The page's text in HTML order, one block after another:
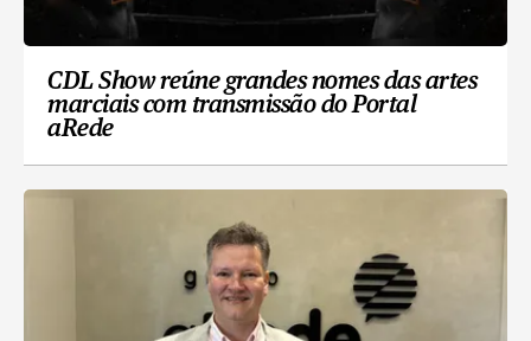
CDL Show reúne grandes nomes das artes
marciais com transmissão do Portal
aRede